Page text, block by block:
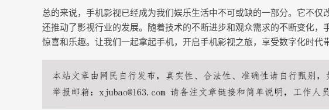
总的来说，手机影视已经成为我们娱乐生活中不可或缺的一部分。它不仅
还推动了影视行业的发展。随着技术的不断进步和观众需求的不断变化
惊喜和乐趣。让我们一起拿起手机，开启手机影视之旅，享受数字化时代